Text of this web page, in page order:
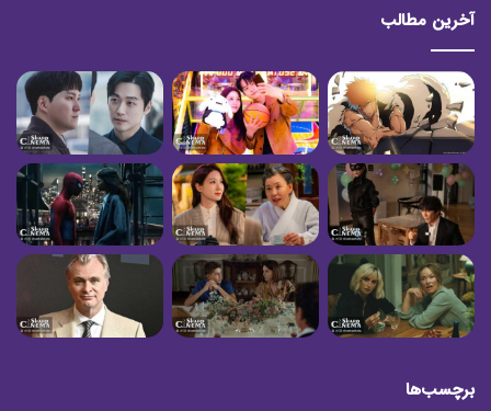
آخرین مطالب
برچسب‌ها